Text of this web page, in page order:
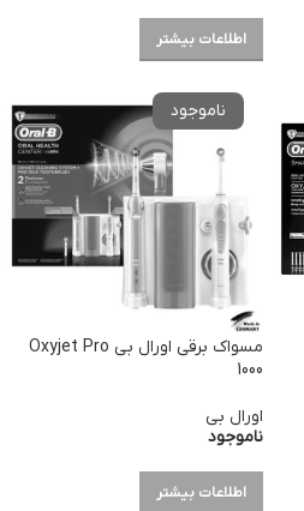
اطلاعات بیشتر
مسواک برقی اورال بی Oxyjet Pro
1000
اورال بی
ناموجود
اطلاعات بیشتر